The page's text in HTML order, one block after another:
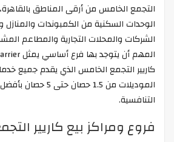
التجمع الخامس من أرقى المناطق
الوحدات السكنية من الكمبوندات والمنازل
الشركات والمحلات التجارية والمطاعم
كاريير التجمع الخامس الذي يقدم جميع
الموديلات من 1.5 حصان
التنافسية.
فروع ومراكز بيع كاريير